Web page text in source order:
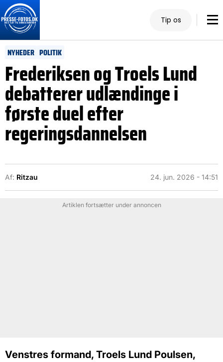
Tip os
NYHEDER POLITIK
Frederiksen og Troels Lund
debatterer udlændinge i
første duel efter
regeringsdannelsen
Af: Ritzau 24. jun. 2026 - 14:51
Artiklen fortsætter under annoncen
Venstres formand, Troels Lund Poulsen,